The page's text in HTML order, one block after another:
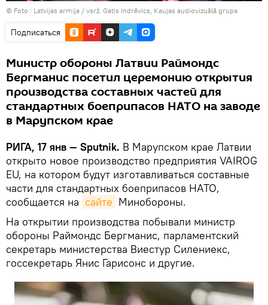
© Foto : Latvijas armija / vsrž. Gatis Indrēvics, Kaujas audiovizuālā grupa
Подписаться
Министр обороны Латвии Раймондс
Бергманис посетил церемонию открытия
производства составных частей для
стандартных боеприпасов НАТО на заводе
в Марупском крае
РИГА, 17 янв — Sputnik. В Марупском крае Латвии
открыто новое производство предприятия VAIROG
EU, на котором будут изготавливаться составные
части для стандартных боеприпасов НАТО,
сообщается на сайте Минобороны.
На открытии производства побывали министр
обороны Раймондс Бергманис, парламентский
секретарь министерства Виестур Силениекс,
госсекретарь Янис Гарисонс и другие.